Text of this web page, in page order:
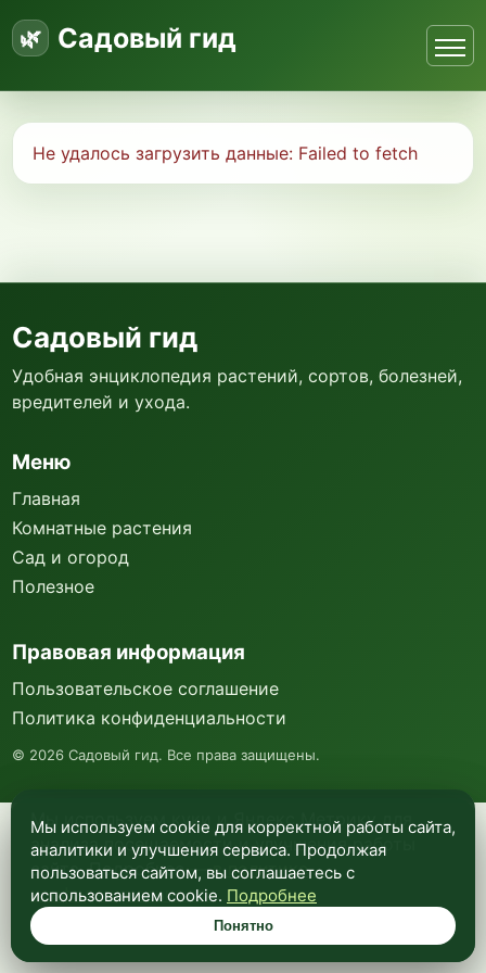
Садовый гид
Не удалось загрузить данные: Failed to fetch
Мы используем куки и Яндекс Метрику для
анализа посещаемости и улучшения работы
сайта. Подробнее —в политике
конфиденциальности.
Понятно
Садовый гид
Удобная энциклопедия растений, сортов, болезней,
вредителей и ухода.
Меню
Главная
Комнатные растения
Сад и огород
Полезное
Правовая информация
Пользовательское соглашение
Политика конфиденциальности
© 2026 Садовый гид. Все права защищены.
Мы используем cookie для корректной работы сайта,
аналитики и улучшения сервиса. Продолжая
пользоваться сайтом, вы соглашаетесь с
использованием cookie. Подробнее
Понятно